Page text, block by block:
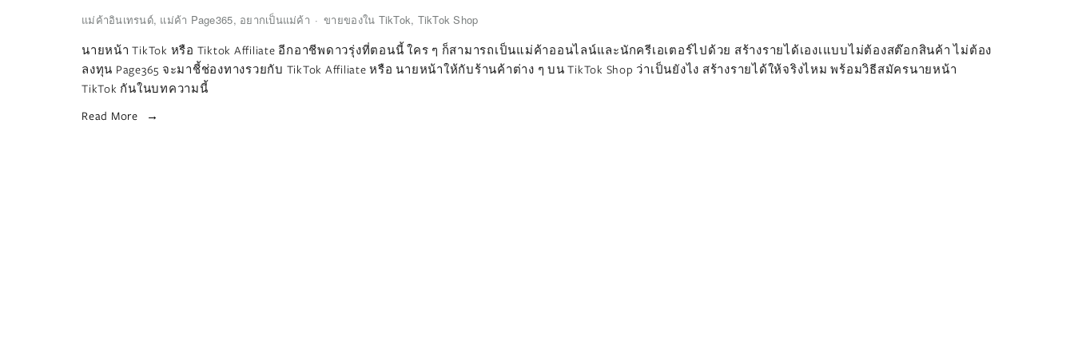
นายหน้า TikTok หรือ Tiktok Affiliate อีกอาชีพดาวรุ่งที่ตอนนี้ ใคร ๆ ก็สามารถเป็นแม่ค้าออนไลน์และนักครีเอเตอร์ไปด้วย สร้างรายได้เองเแบบไม่ต้องสต๊อกสินค้า ไม่ต้อง
ลงทุน Page365 จะมาชี้ช่องทางรวยกับ TikTok Affiliate หรือ นายหน้าให้กับร้านค้าต่าง ๆ บน TikTok Shop ว่าเป็นยังไง สร้างรายได้ให้จริงไหม พร้อมวิธีสมัครนายหน้า
TikTok กันในบทความนี้
Read More
แม่ค้าอินเทรนด์, แม่ค้า Page365, อยากเป็นแม่ค้า ขายของใน TikTok, TikTok Shop